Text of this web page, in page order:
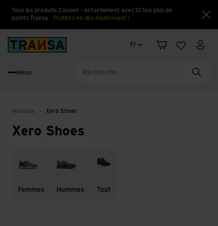
Tous les produits Cocoon – actuellement avec 10 fois plus de
points Transa
Profitez-en dès maintenant !
Changement de langue
Fr
PanierListe Mon
Menu
Marques Xero Shoes
Xero Shoes
Femmes Hommes Tout